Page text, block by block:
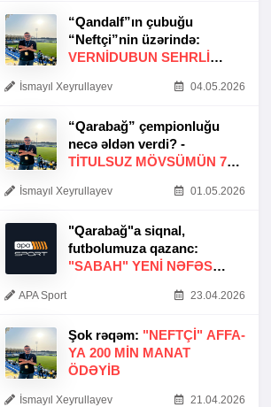
“Qandalf”ın çubuğu
“Neftçi”nin üzərində:
VERNİDUBUN SEHRLİ
İsmayıl Xeyrullayev 04.05.2026
“Qarabağ” çempionluğu
necə əldən verdi? -
TITULSUZ MÖVSÜMÜN 7
İsmayıl Xeyrullayev 01.05.2026
"Qarabağ"a siqnal,
futbolumuza qazanc:
"SABAH" YENI NƏFƏS
APA Sport 23.04.2026
Şok rəqəm: "NEFTÇI" AFFA-
YA 200 MIN MANAT
ÖDƏYIB
İsmayıl Xeyrullayev 21.04.2026